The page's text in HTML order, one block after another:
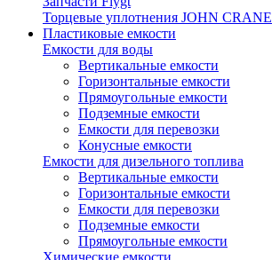
Торцевые уплотнения JOHN CRANE
Пластиковые емкости
Емкости для воды
Вертикальные емкости
Горизонтальные емкости
Прямоугольные емкости
Подземные емкости
Емкости для перевозки
Конусные емкости
Емкости для дизельного топлива
Вертикальные емкости
Горизонтальные емкости
Емкости для перевозки
Подземные емкости
Прямоугольные емкости
Химические емкости